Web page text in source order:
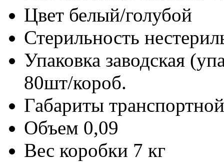
Цвет белый/голубой
Стерильность
Упаковка заводская
80шт/короб.
Габариты
Объем 0,09
Вес коробки 7 кг